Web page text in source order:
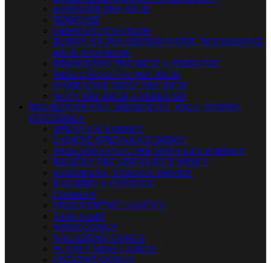
HARDVÉR PRE BICIE
PERKUSIE
ORFFOVÉ NÁSTROJE
BUBNY NA POVZBUDZOVANIE, POCHODOVÉ
BICIE NÁSTROJE
MIKROFÓNY PRE BICIE A PERKUSIE
PRÍSLUŠENSTVO PRE BICIE
NÁHRADNÉ DIELY PRE BICIE
NOTY PRE BICIE A PERKUSIE
MUZIKOTERAPIA, MEDITÁCIA, JOGA, ETHNO,
EZOTERIKA
SPIEVAJÚCE MISKY
LADENÉ SPIEVAJÚCE MISKY
PRISLUŠENSTVO PRE SPIEVAJÚCE MISKY
PALIČKY PRE SPIEVAJÚCE MISKY
HANDPANY, TONGUE DRUMY
KALIMBY A SANSULY
CHIMESY
FREKVENČNÉ LADIČKY
TAM-TAMY
WIND GONGY
NALADENÉ GONGY
PLANETÁRNE GONGY
OSTATNÉ GONGY